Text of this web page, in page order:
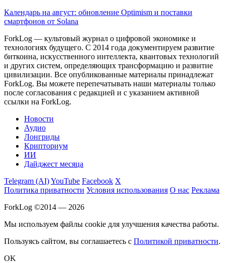
Календарь на август: обновление Optimism и поставки
смартфонов от Solana
ForkLog — культовый журнал о цифровой экономике и
технологиях будущего. С 2014 года документируем развитие
биткоина, искусственного интеллекта, квантовых технологий
и других систем, определяющих трансформацию и развитие
цивилизации. Все опубликованные материалы принадлежат
ForkLog. Вы можете перепечатывать наши материалы только
после согласования с редакцией и с указанием активной
ссылки на ForkLog.
Новости
Аудио
Лонгриды
Крипториум
ИИ
Дайджест месяца
Telegram (AI)YouTube Facebook X
Политика приватности Условия использования О нас Реклама
ForkLog ©2014 — 2026
Мы используем файлы cookie для улучшения качества работы.
Пользуясь сайтом, вы соглашаетесь с Политикой приватности.
OK